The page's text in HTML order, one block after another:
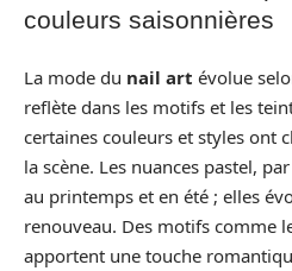
couleurs saisonnières
La mode du nail art évolue
reflète dans les motifs et les
certaines couleurs et styles ont
la scène. Les nuances pastel,
au printemps et en été ; elles
renouveau. Des motifs comme
apportent une touche